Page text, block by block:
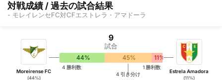
対戦成績 / 過去の試合結果
- モレイレンセFC対CFエストレラ・アマドーラ
Moreirense FC
(44%)
9
試合
44% 45% 11%
4 勝利数
4 引き分け
1 勝利数
Estrela Amadora
(11%)